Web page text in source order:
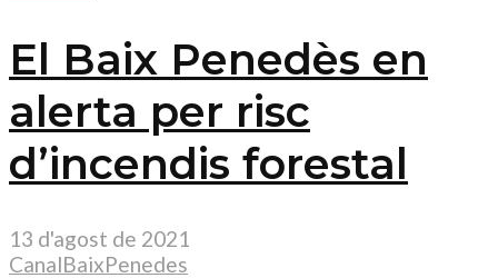
El Baix Penedès en
alerta per risc
d’incendis forestal
13 d'agost de 2021
CanalBaixPenedes